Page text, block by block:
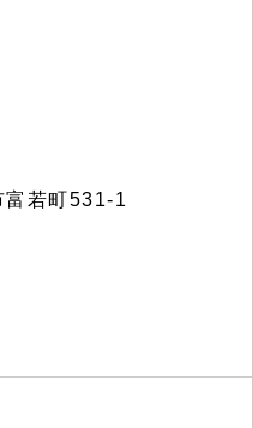
若町531-1